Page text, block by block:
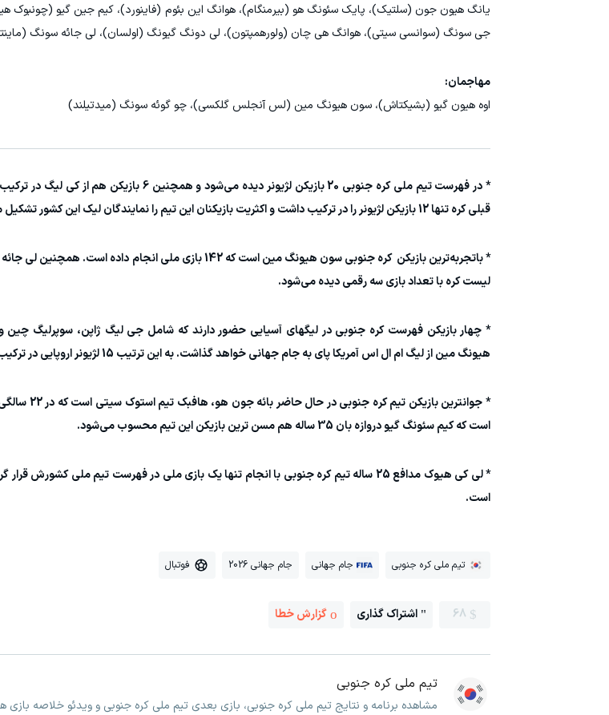
یانگ هیون جون (سلتیک)، پایک سئونگ هو (بیرمنگام)، هوانگ این بئوم (فاینورد)، کیم جین گیو (چونبوک
جی سونگ (سوانسی سیتی)، هوانگ هی چان (ولورهمپتون)، لی دونگ گیونگ (اولسان)، لی جائه سونگ
مهاجمان:
اوه هیون گیو (بشیکتاش)، سون هیونگ مین (لس آنجلس گلکسی)، چو گوئه سونگ (میدتیلند)
* در فهرست تیم ملی کره جنوبی 20 بازیکن لژیونر دیده
قبلی کره تنها 12 بازیکن لژیونر را در ترکیب داشت و اکثریت بازیکنان این تیم را نمایندگان لیک این کشور تشکیل می‌دادند.
لیست کره با تعداد بازی سه رقمی دیده می‌شود.
* چهار بازیکن فهرست کره جنوبی در لیگهای آسیایی حضور دارند که شامل جی لیگ ژاپن، سوپرلیگ
هیونگ مین از لیگ ام ال اس آمریکا پای به جام جهانی خواهد گذاشت. به این ترتیب 15 لژیونر اروپایی در ترکیب ببرهای تائجو حضور خواهد داشت.
* جوانترین
است که کیم سئونگ گیو دروازه بان 35 ساله هم مسن ترین بازیکن این تیم محسوب می‌شود.
* لی کی هیوک مدافع 25 ساله تیم کره جنوبی با انجام تنها یک بازی ملی در فهرست تیم ملی
است.
تیم ملی کره جنوبی جام جهانی جام جهانی 2026 فوتبال
68 اشتراک گذاری گزارش خطا
تیم ملی کره جنوبی
مشاهده برنامه و نتایج تیم ملی کره جنوبی، بازی بعدی تیم ملی کره جنوبی و ویدئو خلاصه بازی